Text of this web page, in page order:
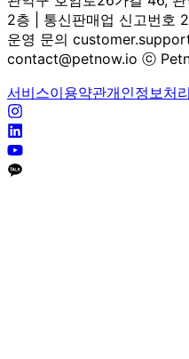
2층 | 통신판매업 신고번호
운영 문의
contact@petnow.io ⓒ
서비스이용약관개인정보처